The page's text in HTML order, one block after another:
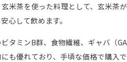
米茶を使った料理として、玄米茶
心して飲めます。
タミンB群、食物繊維、ギャバ（
も優れており、手頃な価格で購入